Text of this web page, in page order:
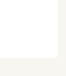
ディケア